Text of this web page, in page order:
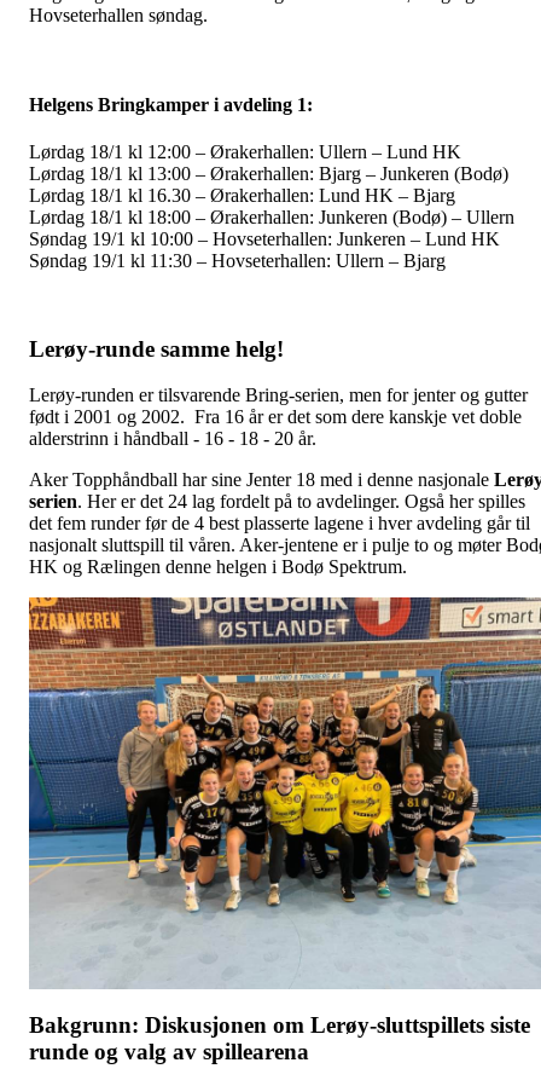
Hovseterhallen søndag.
Helgens Bringkamper i avdeling 1:
Lørdag 18/1 kl 12:00 – Ørakerhallen: Ullern – Lund HK
Lørdag 18/1 kl 13:00 – Ørakerhallen: Bjarg – Junkeren (Bodø)
Lørdag 18/1 kl 16.30 – Ørakerhallen: Lund HK – Bjarg
Lørdag 18/1 kl 18:00 – Ørakerhallen: Junkeren (Bodø) – Ullern
Søndag 19/1 kl 10:00 – Hovseterhallen: Junkeren – Lund HK
Søndag 19/1 kl 11:30 – Hovseterhallen: Ullern – Bjarg
Lerøy-runde samme helg!
Lerøy-runden er tilsvarende Bring-serien, men for jenter og gutter
født i 2001 og 2002. Fra 16 år er det som dere kanskje vet doble
alderstrinn i håndball - 16 - 18 - 20 år.
Aker Topphåndball har sine Jenter 18 med i denne nasjonale
serien. Her er det 24 lag fordelt på to avdelinger. Også her spilles
det fem runder før de 4 best plasserte lagene i hver avdeling går til
nasjonalt sluttspill til våren. Aker-jentene er i pulje to og møter
HK og Rælingen denne helgen i Bodø Spektrum.
Bakgrunn: Diskusjonen om Lerøy-sluttspillets siste
runde og valg av spillearena